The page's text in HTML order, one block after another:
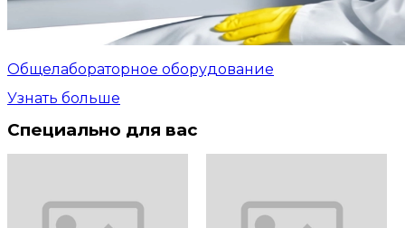
Общелабораторное оборудование
Узнать больше
Специально для вас